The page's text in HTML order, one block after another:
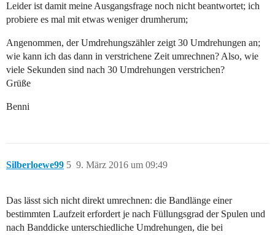
Leider ist damit meine Ausgangsfrage noch nicht beantwortet; ich
probiere es mal mit etwas weniger drumherum;
Angenommen, der Umdrehungszähler zeigt 30 Umdrehungen an;
wie kann ich das dann in verstrichene Zeit umrechnen? Also, wie
viele Sekunden sind nach 30 Umdrehungen verstrichen?
Grüße
Benni
Silberloewe99 9. März 2016 um 09:49
5
Das lässt sich nicht direkt umrechnen: die Bandlänge einer
bestimmten Laufzeit erfordert je nach Füllungsgrad der Spulen und
nach Banddicke unterschiedliche Umdrehungen, die bei